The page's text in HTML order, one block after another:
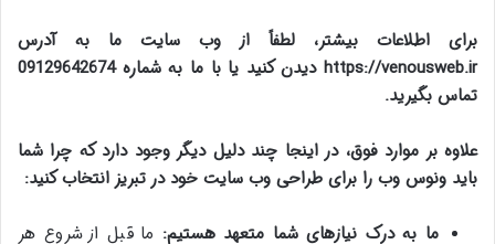
برای اطلاعات بیشتر، لطفاً از وب سایت ما به آدرس
https://venousweb.ir دیدن کنید یا با ما به شماره 09129642674
تماس بگیرید.
علاوه بر موارد فوق، در اینجا چند دلیل دیگر وجود دارد که چرا شما
باید ونوس وب را برای طراحی وب سایت خود در تبریز انتخاب کنید:
ما به درک نیازهای شما متعهد هستیم: ما قبل از شروع هر